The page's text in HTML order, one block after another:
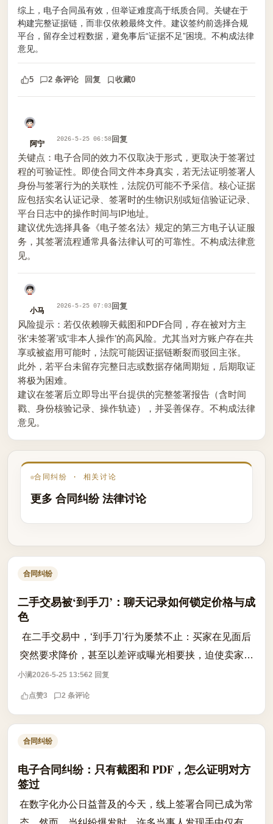
综上，电子合同虽有效，但举证难度高于纸质合同。关键在于
构建完整证据链，而非仅依赖最终文件。建议签约前选择合规
平台，留存全过程数据，避免事后“证据不足”困境。不构成法律
意见。
5 2 条评论 回复 收藏0
阿宁
2026-5-25 06:58回复
关键点：电子合同的效力不仅取决于形式，更取决于签署过
程的可验证性。即使合同文件本身真实，若无法证明签署人
身份与签署行为的关联性，法院仍可能不予采信。核心证据
应包括实名认证记录、签署时的生物识别或短信验证记录、
平台日志中的操作时间与IP地址。
建议优先选择具备《电子签名法》规定的第三方电子认证服
务，其签署流程通常具备法律认可的可靠性。不构成法律意
见。
小马
2026-5-25 07:03回复
风险提示：若仅依赖聊天截图和PDF合同，存在被对方主
张‘未签署’或‘非本人操作’的高风险。尤其当对方账户存在共
享或被盗用可能时，法院可能因证据链断裂而驳回主张。
此外，若平台未留存完整日志或数据存储周期短，后期取证
将极为困难。
建议在签署后立即导出平台提供的完整签署报告（含时间
戳、身份核验记录、操作轨迹），并妥善保存。不构成法律
意见。
合同纠纷 · 相关讨论
更多 合同纠纷 法律讨论
合同纠纷
二手交易被‘到手刀’：聊天记录如何锁定价格与成
色
在二手交易中，‘到手刀’行为屡禁不止：买家在见面后
突然要求降价，甚至以差评或曝光相要挟，迫使卖家让
步。此类行为不仅违背诚信原则，更可能构成对买卖合
同的违约。根据《民法典》相关规定，...
小满2026-5-25 13:562 回复
点赞3 2 条评论
合同纠纷
电子合同纠纷：只有截图和 PDF，怎么证明对方
签过
在数字化办公日益普及的今天，线上签署合同已成为常